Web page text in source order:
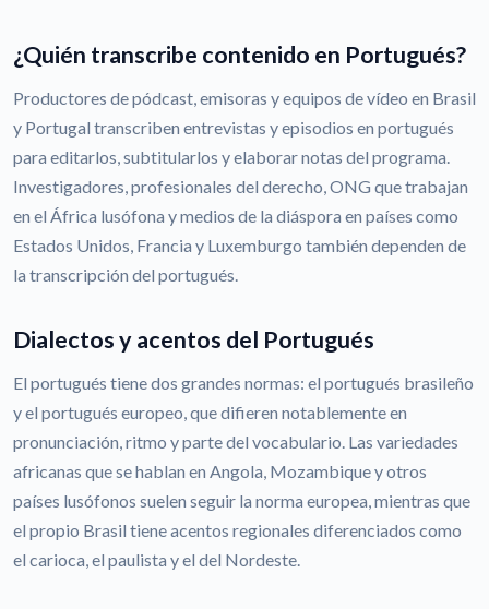
¿Quién transcribe contenido en Portugués?
Productores de pódcast, emisoras y equipos de vídeo en Brasil
y Portugal transcriben entrevistas y episodios en portugués
para editarlos, subtitularlos y elaborar notas del programa.
Investigadores, profesionales del derecho, ONG que trabajan
en el África lusófona y medios de la diáspora en países como
Estados Unidos, Francia y Luxemburgo también dependen de
la transcripción del portugués.
Dialectos y acentos del Portugués
El portugués tiene dos grandes normas: el portugués brasileño
y el portugués europeo, que difieren notablemente en
pronunciación, ritmo y parte del vocabulario. Las variedades
africanas que se hablan en Angola, Mozambique y otros
países lusófonos suelen seguir la norma europea, mientras que
el propio Brasil tiene acentos regionales diferenciados como
el carioca, el paulista y el del Nordeste.